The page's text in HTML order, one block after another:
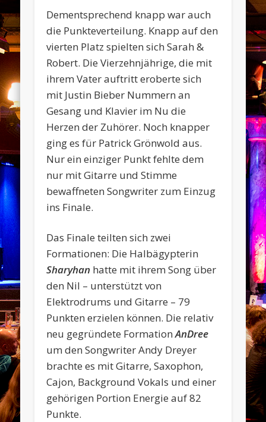
Dementsprechend knapp war auch
die Punkteverteilung. Knapp auf den
vierten Platz spielten sich Sarah &
Robert. Die Vierzehnjährige, die mit
ihrem Vater auftritt eroberte sich
mit Justin Bieber Nummern an
Gesang und Klavier im Nu die
Herzen der Zuhörer. Noch knapper
ging es für Patrick Grönwold aus.
Nur ein einziger Punkt fehlte dem
nur mit Gitarre und Stimme
bewaffneten Songwriter zum Einzug
ins Finale.
Das Finale teilten sich zwei
Formationen: Die Halbägypterin
Sharyhan hatte mit ihrem Song über
den Nil – unterstützt von
Elektrodrums und Gitarre – 79
Punkten erzielen können. Die relativ
neu gegründete FormationAnDree
um den Songwriter Andy Dreyer
brachte es mit Gitarre, Saxophon,
Cajon, Background Vokals und einer
gehörigen Portion Energie auf 82
Punkte.